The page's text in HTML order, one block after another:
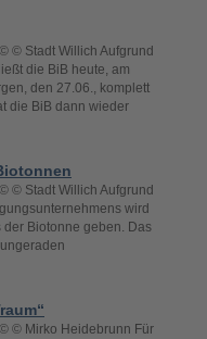
© Stadt Willich Aufgrund
die BiB heute, am
den 27.06., komplett
die BiB dann wieder
© Stadt Willich Aufgrund
wird
Biotonne geben. Das
© Mirko Heidebrunn Für